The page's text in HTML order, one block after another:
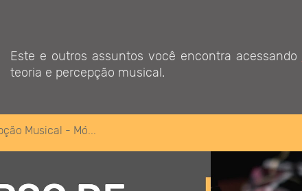
Este e outros assuntos você encontra acessando
teoria e percepção musical.
Musical - Mó...